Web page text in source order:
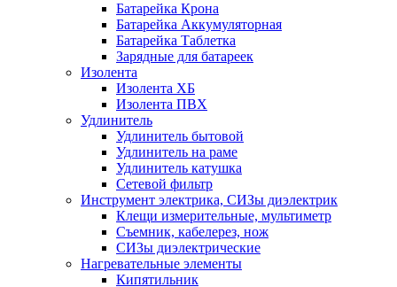
Батарейка Крона
Батарейка Аккумуляторная
Батарейка Таблетка
Зарядные для батареек
Изолента
Изолента ХБ
Изолента ПВХ
Удлинитель
Удлинитель бытовой
Удлинитель на раме
Удлинитель катушка
Сетевой фильтр
Инструмент электрика, СИЗы диэлектрик
Клещи измерительные, мультиметр
Съемник, кабелерез, нож
СИЗы диэлектрические
Нагревательные элементы
Кипятильник